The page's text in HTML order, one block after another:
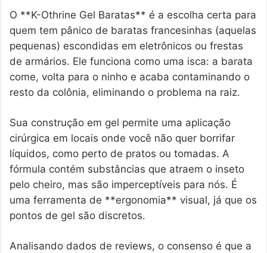
O **K-Othrine Gel Baratas** é a escolha certa para
quem tem pânico de baratas francesinhas (aquelas
pequenas) escondidas em eletrônicos ou frestas
de armários. Ele funciona como uma isca: a barata
come, volta para o ninho e acaba contaminando o
resto da colônia, eliminando o problema na raiz.
Sua construção em gel permite uma aplicação
cirúrgica em locais onde você não quer borrifar
líquidos, como perto de pratos ou tomadas. A
fórmula contém substâncias que atraem o inseto
pelo cheiro, mas são imperceptíveis para nós. É
uma ferramenta de **ergonomia** visual, já que os
pontos de gel são discretos.
Analisando dados de reviews, o consenso é que a